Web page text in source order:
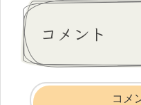
コメント
コメ